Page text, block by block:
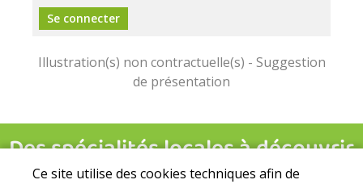
Se connecter
Ce site utilise des cookies techniques afin de